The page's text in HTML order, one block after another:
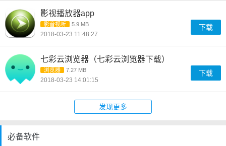
影视播放器app
影音视听 5.9 MB
2018-03-23 11:48:27
下载
七彩云浏览器（七彩云浏览器下载）
浏览器 7.27 MB
2018-03-23 14:01:15
下载
发现更多
必备软件